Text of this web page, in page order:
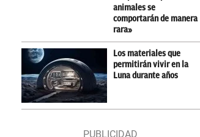
animales se
comportarán de manera
rara»
Los materiales que
permitirán vivir en la
Luna durante años